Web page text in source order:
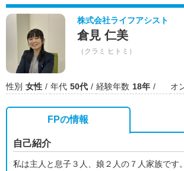
株式会社ライフアシスト
倉見 仁美
（クラミ ヒトミ）
性別 女性 年代 50代 経験年数 18年 オ
FPの情報
自己紹介
私は主人と息子３人、娘２人の７人家族です